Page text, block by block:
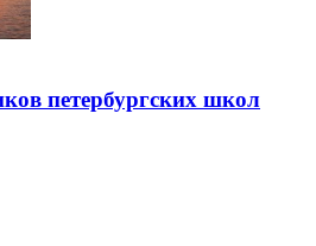
петербургских школ